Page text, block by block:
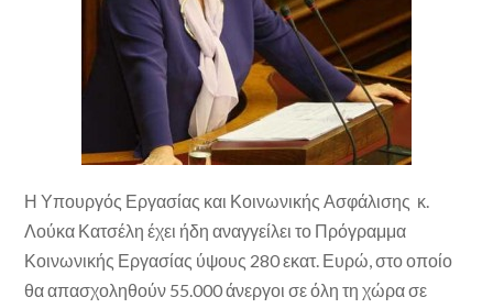
Η Υπουργός Εργασίας και Κοινωνικής Ασφάλισης κ.
Λούκα Κατσέλη έχει ήδη αναγγείλει το Πρόγραμμα
Κοινωνικής Εργασίας ύψους 280 εκατ. Ευρώ, στο οποίο
θα απασχοληθούν 55.000 άνεργοι σε όλη τη χώρα σε